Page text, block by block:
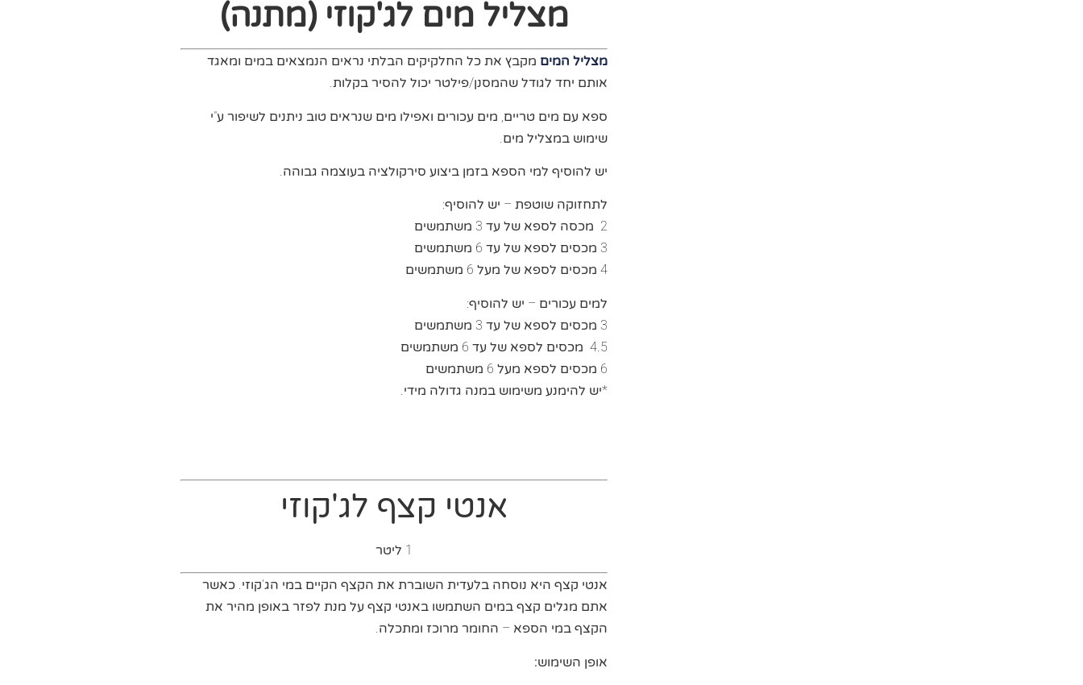
מצליל מים לג'קוזי (מתנה)
מצליל המים מקבץ את כל החלקיקים הבלתי נראים הנמצאים במים ומאגד
אותם יחד לגודל שהמסנן/פילטר יכול להסיר בקלות.
ספא עם מים טריים, מים עכורים ואפילו מים שנראים טוב ניתנים לשיפור ע"י
שימוש במצליל מים.
יש להוסיף למי הספא בזמן ביצוע סירקולציה בעוצמה גבוהה.
לתחזוקה שוטפת – יש להוסיף:
2 מכסה לספא של עד 3 משתמשים
3 מכסים לספא של עד 6 משתמשים
4 מכסים לספא של מעל 6 משתמשים
למים עכורים – יש להוסיף:
3 מכסים לספא של עד 3 משתמשים
4.5 מכסים לספא של עד 6 משתמשים
6 מכסים לספא מעל 6 משתמשים
*יש להימנע משימוש במנה גדולה מידי.
אנטי קצף לג'קוזי
1 ליטר
אנטי קצף היא נוסחה בלעדית השוברת את הקצף הקיים במי הג'קוזי. כאשר
אתם מגלים קצף במים השתמשו באנטי קצף על מנת לפזר באופן מהיר את
הקצף במי הספא – החומר מרוכז ומתכלה.
אופן השימוש: